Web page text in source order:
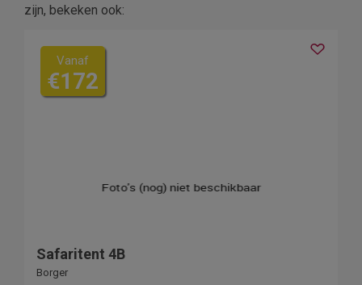
zijn, bekeken ook:
Vanaf
€172
Safaritent 4B
Borger